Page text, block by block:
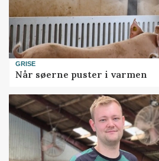
GRISE
Når søerne puster i varmen